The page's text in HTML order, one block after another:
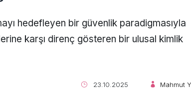
hedefleyen bir güvenlik paradigmasıyla
karşı direnç gösteren bir ulusal kimlik
23.10.2025 Mahmut